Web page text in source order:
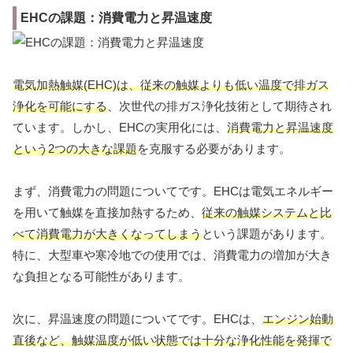
EHCの課題：消費電力と昇温速度
電気加熱触媒(EHC)は、従来の触媒よりも低い温度で排ガス
浄化を可能にする 、次世代の排ガス浄化技術として期待され
ています。しかし、EHCの実用化には、 消費電力と昇温速度
という2つの大きな課題を克服する必要があります。
まず、消費電力の問題についてです。EHCは電気エネルギー
を用いて触媒を直接加熱するため、 従来の触媒システムと比
べて消費電力が大きくなってしまうという課題があります。
特に、大型車や寒冷地での使用では、消費電力の増加が大き
な負担となる可能性があります。
次に、昇温速度の問題についてです。EHCは、 エンジン始動
直後など、触媒温度が低い状態では十分な浄化性能を発揮で